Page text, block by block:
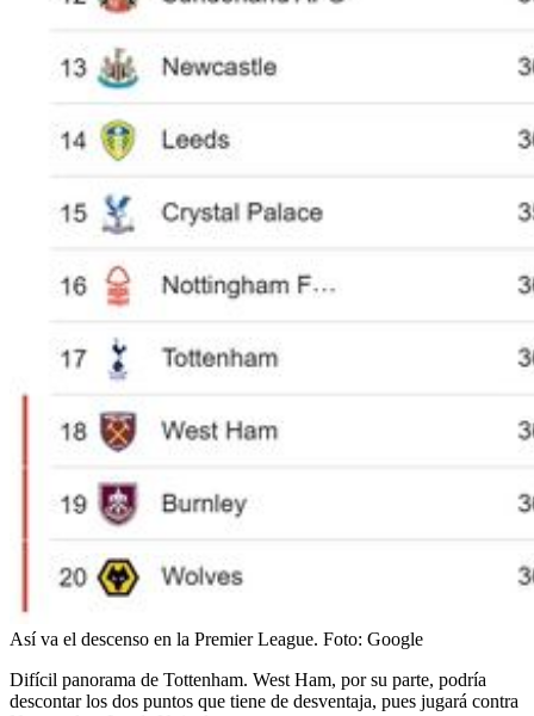
Así va el descenso en la Premier League. Foto: Google
Difícil panorama de Tottenham. West Ham, por su parte, podría
descontar los dos puntos que tiene de desventaja, pues jugará contra